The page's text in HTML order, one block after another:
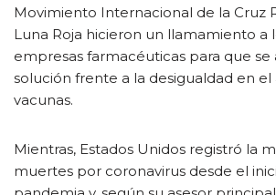
Movimiento Internacional de la Cruz
Luna Roja hicieron un llamamiento a
empresas farmacéuticas para que se
solución frente a la desigualdad en el
vacunas.
Mientras, Estados Unidos registró la
muertes por coronavirus desde el